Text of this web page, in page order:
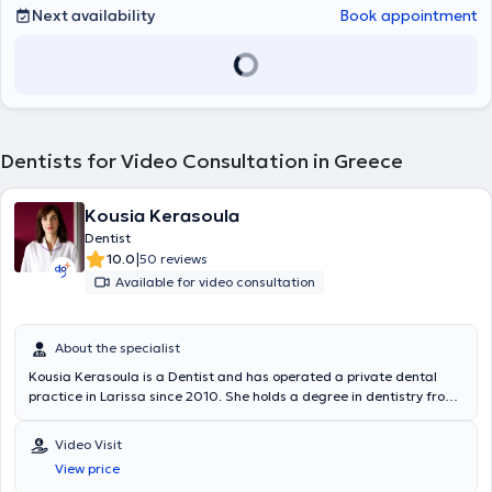
Next availability Book appointment
Dentists for Video Consultation in Greece
Kousia Kerasoula
Dentist
10.0|50 reviews
Available for video consultation
About the specialist
Kousia Kerasoula is a Dentist and has operated a private dental
practice in Larissa since 2010. She holds a degree in dentistry from
She has worked in a private dental clinic in Larissa and as a
volunteer at the Dental Clinic of the Military Hospital of Larissa.
Additionally, she worked as an associate dentist at the Antwerp
Video Visit
View price